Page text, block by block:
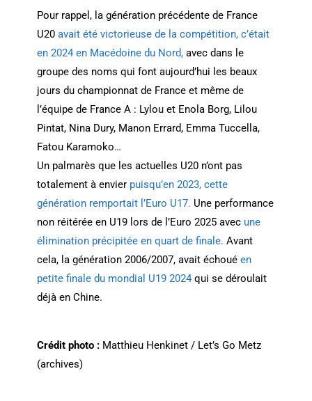
Pour rappel, la génération précédente de France
U20 avait été victorieuse de la compétition, c’était
en 2024 en Macédoine du Nord,avec dans le
groupe des noms qui font aujourd’hui les beaux
jours du championnat de France et même de
l’équipe de France A : Lylou et Enola Borg, Lilou
Pintat, Nina Dury, Manon Errard, Emma Tuccella,
Fatou Karamoko…
Un palmarès que les actuelles U20 n’ont pas
totalement à envier puisqu’en 2023, cette
génération remportait l’Euro U17. Une performance
non réitérée en U19 lors de l’Euro 2025 avec une
élimination précipitée en quart de finale. Avant
cela, la génération 2006/2007, avait échoué en
petite finale du mondial U19 2024qui se déroulait
déjà en Chine.
Crédit photo : Matthieu Henkinet / Let’s Go Metz
(archives)